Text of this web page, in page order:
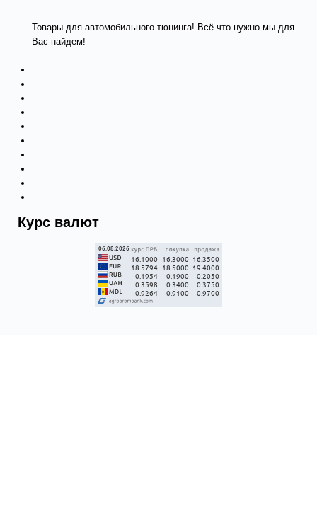
Товары для автомобильного тюнинга! Всё что нужно мы для
Вас найдем!
Курс валют